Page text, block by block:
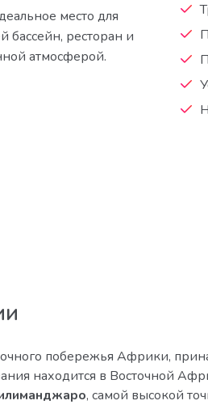
место для
бассейн, ресторан и
атмосферой.
побережья Африки,
находится в Восточной
, самой высокой